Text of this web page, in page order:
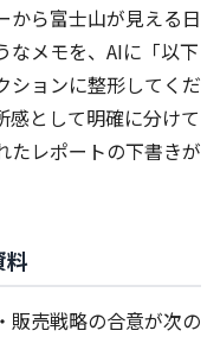
から富士山が見える日
なメモを、AIに「以下
ションに整形してくだ
感として明確に分けて
たレポートの下書きが
料
販売戦略の合意が次の